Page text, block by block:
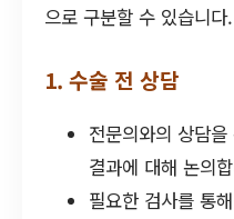
으로 구분할 수 있습니다.
1. 수술 전 상담
전문의와의 상담
결과에 대해 논의
필요한 검사를 통